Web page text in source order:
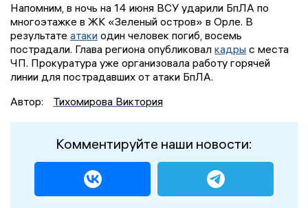
Напомним, в ночь на 14 июня ВСУ ударили БпЛА по
многоэтажке в ЖК «Зеленый остров» в Орле. В
результате атаки один человек погиб, восемь
пострадали. Глава региона опубликовал кадры с места
ЧП. Прокуратура уже организовала работу горячей
линии для пострадавших от атаки БпЛА.
Автор:
Тихомирова Виктория
Комментируйте наши новости: